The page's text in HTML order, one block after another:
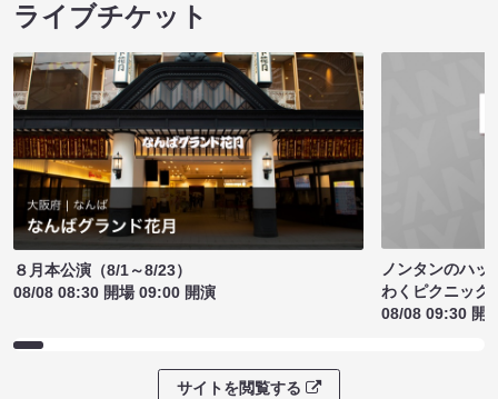
ライブチケット
８月本公演（8/1～8/23）
08/08 08:30 開場 09:00 開演
ノンタンのハッ
わくピクニック
08/08 09:30 開
サイトを閲覧する